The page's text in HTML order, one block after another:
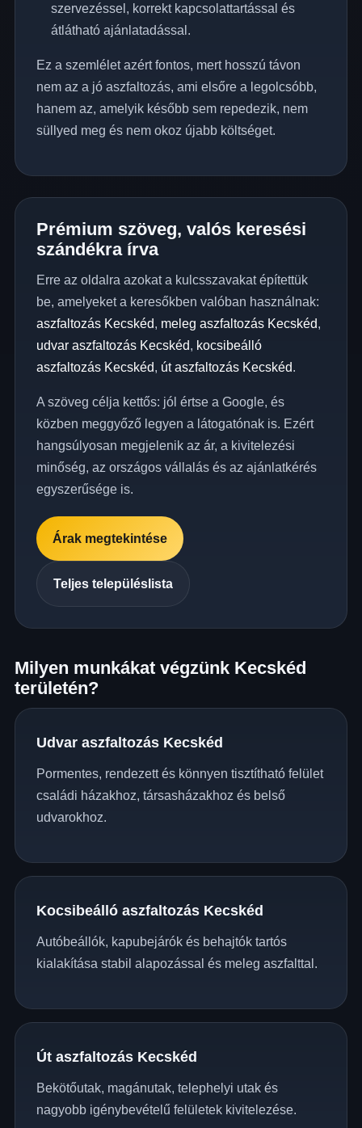
szervezéssel, korrekt kapcsolattartással és
átlátható ajánlatadással.
Ez a szemlélet azért fontos, mert hosszú távon
nem az a jó aszfaltozás, ami elsőre a legolcsóbb,
hanem az, amelyik később sem repedezik, nem
süllyed meg és nem okoz újabb költséget.
Prémium szöveg, valós keresési
szándékra írva
Erre az oldalra azokat a kulcsszavakat építettük
be, amelyeket a keresőkben valóban használnak:
aszfaltozás Kecskéd, meleg aszfaltozás Kecskéd,
udvar aszfaltozás Kecskéd, kocsibeálló
aszfaltozás Kecskéd, út aszfaltozás Kecskéd.
A szöveg célja kettős: jól értse a Google, és
közben meggyőző legyen a látogatónak is. Ezért
hangsúlyosan megjelenik az ár, a kivitelezési
minőség, az országos vállalás és az ajánlatkérés
egyszerűsége is.
Árak megtekintése
Teljes településlista
Milyen munkákat végzünk Kecskéd
területén?
Udvar aszfaltozás Kecskéd
Pormentes, rendezett és könnyen tisztítható felület
családi házakhoz, társasházakhoz és belső
udvarokhoz.
Kocsibeálló aszfaltozás Kecskéd
Autóbeállók, kapubejárók és behajtók tartós
kialakítása stabil alapozással és meleg aszfalttal.
Út aszfaltozás Kecskéd
Bekötőutak, magánutak, telephelyi utak és
nagyobb igénybevételű felületek kivitelezése.